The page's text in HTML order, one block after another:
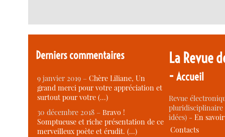
Derniers commentaires
9 janvier 2019 –Chère Liliane, Un
grand merci pour votre appréciation et
surtout pour votre (…)
30 décembre 2018 –Bravo !
Somptueuse et riche présentation de ce
merveilleux poète et érudit. (…)
La Revue
-Accueil
Revue
idées) -En
Contacts